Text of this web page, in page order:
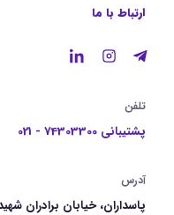
ارتباط با ما
تلفن
پشتیبانی 74303300 - 021
آدرس
پاسداران، خیابان برادران